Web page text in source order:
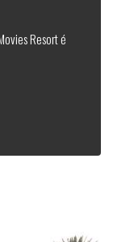
Resort é